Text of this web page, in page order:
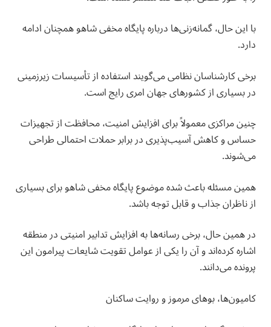
با این حال، گمانه‌زنی‌ها درباره پایگاه مخفی شاهو همچنان ادامه
دارد.
برخی کارشناسان نظامی می‌گویند استفاده از تأسیسات زیرزمینی
در بسیاری از کشورهای جهان امری رایج است.
چنین مراکزی معمولاً برای افزایش امنیت، محافظت از تجهیزات
حساس و کاهش آسیب‌پذیری در برابر حملات احتمالی طراحی
می‌شوند.
همین مسئله باعث شده موضوع پایگاه مخفی شاهو برای بسیاری
از ناظران جذاب و قابل توجه باشد.
در همین حال، برخی رسانه‌ها به افزایش تدابیر امنیتی در منطقه
اشاره کرده‌اند و آن را یکی از عوامل تقویت شایعات پیرامون این
پرونده می‌دانند.
کامیون‌ها، بوهای مرموز و روایت ساکنان